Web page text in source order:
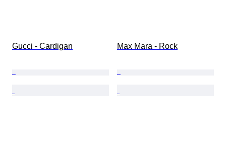
Gucci - Cardigan Max Mara - Rock